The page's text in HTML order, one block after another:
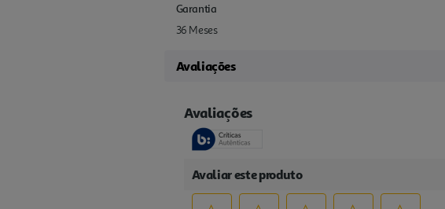
Garantia
36 Meses
Avaliações